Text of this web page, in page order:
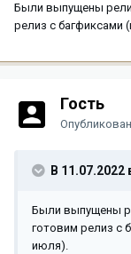
Были выпущены
релиз с багфиксами
Гость
В 11.07.2022
Были выпущены
готовим релиз с
июля).